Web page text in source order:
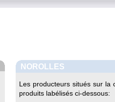
NOROLLES
Les producteurs situés sur la
produits labélisés ci-dessous: